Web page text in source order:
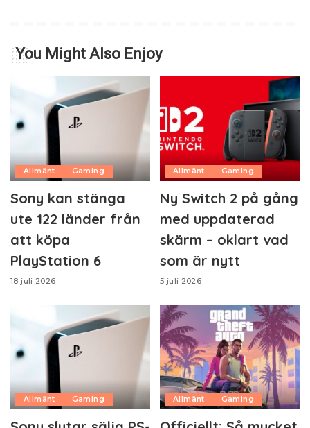
You Might Also Enjoy
Allmänt Gaming
Sony kan stänga
ute 122 länder från
att köpa
PlayStation 6
18 juli 2026
Allmänt Gaming
Ny Switch 2 på gång
med uppdaterad
skärm – oklart vad
som är nytt
5 juli 2026
Allmänt Gaming Allmänt Gaming